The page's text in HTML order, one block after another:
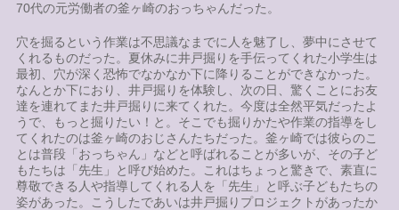
70代の元労働者の釜ヶ崎のおっちゃんだった。
穴を掘るという作業は不思議なまでに人を魅了し、夢中にさせて
くれるものだった。夏休みに井戸掘りを手伝ってくれた小学生は
最初、穴が深く恐怖でなかなか下に降りることができなかった。
なんとか下におり、井戸掘りを体験し、次の日、驚くことにお友
達を連れてまた井戸掘りに来てくれた。今度は全然平気だったよ
うで、もっと掘りたい！と。そこでも掘りかたや作業の指導をし
てくれたのは釜ヶ崎のおじさんたちだった。釜ヶ崎では彼らのこ
とは普段「おっちゃん」などと呼ばれることが多いが、その子ど
もたちは「先生」と呼び始めた。これはちょっと驚きで、素直に
尊敬できる人や指導してくれる人を「先生」と呼ぶ子どもたちの
姿があった。こうしたであいは井戸掘りプロジェクトがあったか